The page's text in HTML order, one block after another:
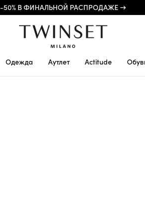
-50% В ФИНАЛЬНОЙ РАСПРОДАЖЕ →
Одежда Аутлет Actitude